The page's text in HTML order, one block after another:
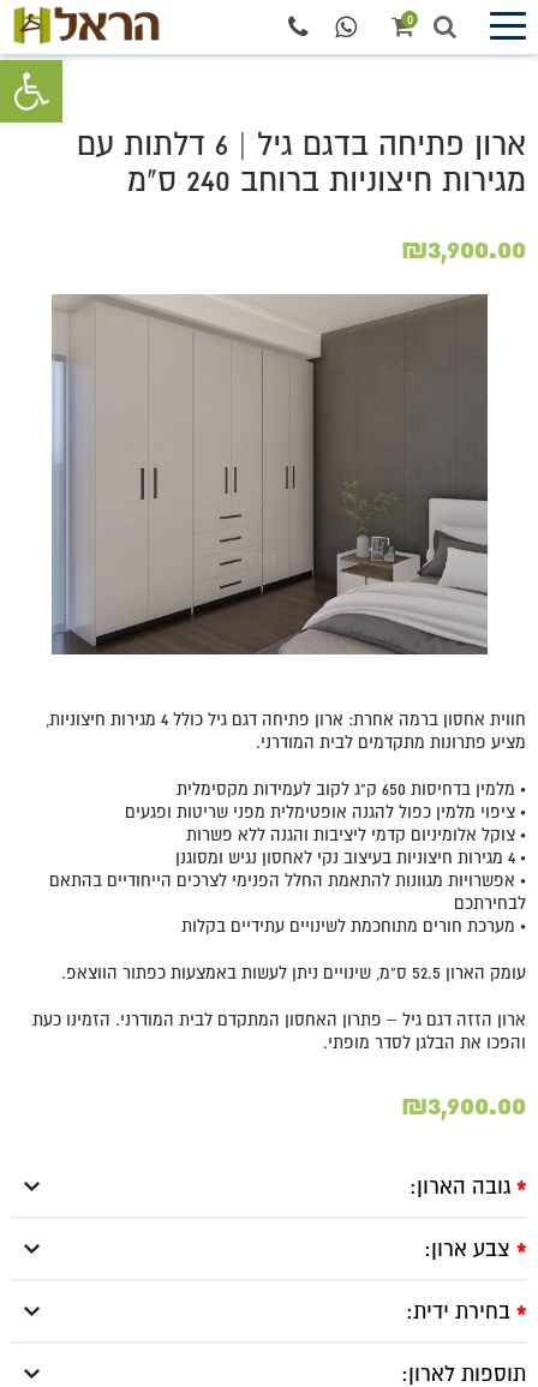
פתח
0
חווית אחסון ברמה אחרת: ארון פתיחה דגם גיל כולל 4 מגירות חיצוניות,
מציע פתרונות מתקדמים לבית המודרני.
• מלמין בדחיסות 650 ק"ג לקוב לעמידות מקסימלית
• ציפוי מלמין כפול להגנה אופטימלית מפני שריטות ופגעים
• צוקל אלומיניום קדמי ליציבות והגנה ללא פשרות
• 4 מגירות חיצוניות בעיצוב נקי לאחסון נגיש ומסוגנן
• אפשרויות מגוונות להתאמת החלל הפנימי לצרכים הייחודיים בהתאם
לבחירתכם
• מערכת חורים מתוחכמת לשינויים עתידיים בקלות
עומק הארון 52.5 ס"מ, שינויים ניתן לעשות באמצעות כפתור הווצאפ.
ארון הזזה דגם גיל – פתרון האחסון המתקדם לבית המודרני. הזמינו כעת
והפכו את הבלגן לסדר מופתי.
₪3,900.00
* גובה הארון:
* צבע ארון:
* בחירת ידית:
תוספות לארון:
ארון פתיחה בדגם גיל | 6 דלתות עם
מגירות חיצוניות ברוחב 240 ס"מ
₪3,900.00